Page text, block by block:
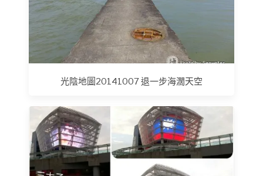
光陰地圖20141007 退一步海濶天空